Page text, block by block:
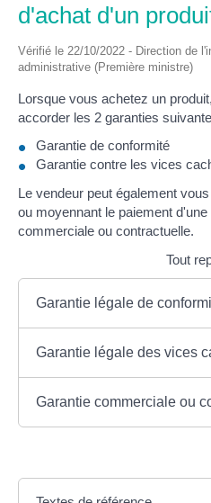
d'achat d'un
Vérifié le 22/10/2022 - Direction de
administrative (Première ministre)
Lorsque vous achetez un
accorder les 2 garanties
Garantie de conformité
Garantie contre les vices
Le vendeur peut également
ou moyennant le paiement
commerciale ou contractuelle.
Tout
Garantie légale de
Garantie légale des vices
Garantie commerciale ou